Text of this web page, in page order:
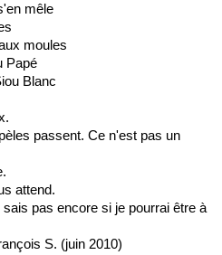
mêle
moules
Papé
Blanc
passent. Ce n'est pas un
attend.
pas encore si je pourrai être à
S. (juin 2010)